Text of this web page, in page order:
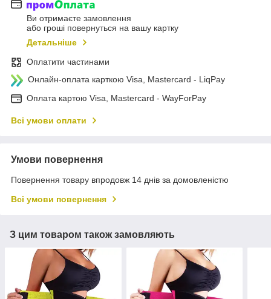
Ви отримаєте замовлення
або гроші повернуться на вашу картку
Детальніше
Оплатити частинами
Онлайн-оплата карткою Visa, Mastercard - LiqPay
Оплата картою Visa, Mastercard - WayForPay
Всі умови оплати
Умови повернення
Повернення товару впродовж 14 днів за домовленістю
Всі умови повернення
З цим товаром також замовляють